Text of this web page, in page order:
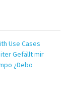
Use Cases
Gefällt mir
¿Debo